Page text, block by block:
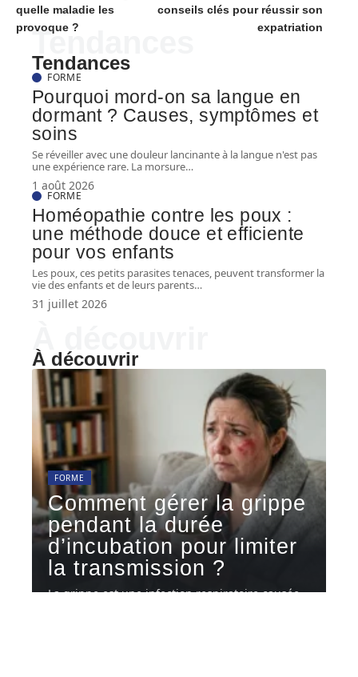
quelle maladie les
provoque ?
conseils clés pour réussir son
expatriation
Tendances
Tendances
FORME
Pourquoi mord-on sa langue en
dormant ? Causes, symptômes et
soins
Se réveiller avec une douleur lancinante à la langue n'est pas
une expérience rare. La morsure…
1 août 2026
FORME
Homéopathie contre les poux :
une méthode douce et efficiente
pour vos enfants
Les poux, ces petits parasites tenaces, peuvent transformer la
vie des enfants et de leurs parents…
31 juillet 2026
À découvrir
FORME
Comment gérer la grippe
pendant la durée
d’incubation pour limiter
la transmission ?
La grippe est une infection respiratoire causée